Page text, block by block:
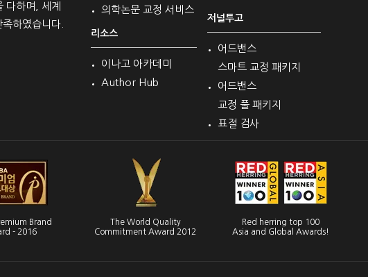
다하며, 세계
하였습니다.
의학논문 교정 서비스
리소스
이나고 아카데미
Author Hub
저널투고
어드밴스
스마트 교정 패키지
어드밴스
교정 풀 패키지
표절 검사
Brand
- 2016
The World Quality
Commitment Award 2012
Red herring top 100
Asia and Global Awards!